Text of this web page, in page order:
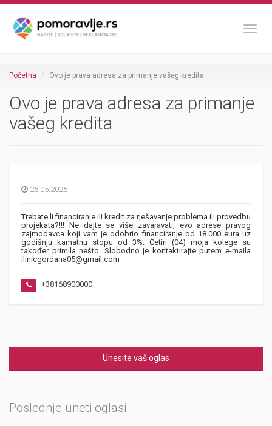
Početna Ovo je prava adresa za primanje vašeg kredita
Ovo je prava adresa za primanje
vašeg kredita
26.05.2025
Trebate li financiranje ili kredit za rješavanje problema ili provedbu
projekata?!!! Ne dajte se više zavaravati, evo adrese pravog
zajmodavca koji vam je odobrio financiranje od 18.000 eura uz
godišnju kamatnu stopu od 3%. Četiri (04) moja kolege su
također primila nešto. Slobodno je kontaktirajte putem e-maila
ilinicgordana05@gmail.com
+38168900000
Unesite vaš oglas
Poslednje uneti oglasi